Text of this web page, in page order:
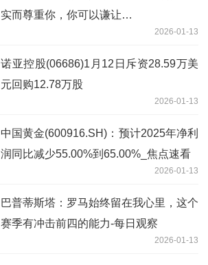
实而尊重你，你可以谦让…
2026-01-13
诺亚控股(06686)1月12日斥资28.59万美
元回购12.78万股
2026-01-13
中国黄金(600916.SH)：预计2025年净利
润同比减少55.00%到65.00%_焦点速看
2026-01-13
巴普蒂斯塔：罗马始终留在我心里，这个
赛季有冲击前四的能力-每日观察
2026-01-13